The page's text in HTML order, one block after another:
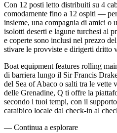
Con 12 posti letto distribuiti su 4
comodamente fino a 12 ospiti —
insieme, una compagnia di amici o
isolotti deserti e lagune turchesi al
e coperte sono inclusi nel prezzo
stivare le provviste e dirigerti dritto
Boat equipment features rolling
di barriera lungo il Sir Francis
del Sea of Abaco o salti tra le vette
delle Grenadine, Q ti offre la
secondo i tuoi tempi, con il
caraibico locale dal check-in al
— Continua a esplorare